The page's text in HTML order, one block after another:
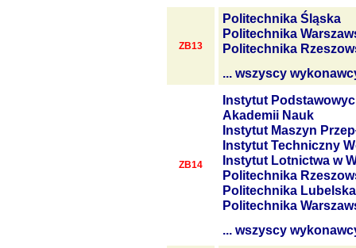
ZB13
Politechnika Śląska
Politechnika
Politechnika
... wszyscy
ZB14
Instytut
Akademii Nauk
Instytut Maszyn
Instytut Techniczny
Instytut Lotnictwa w
Politechnika
Politechnika Lubelska
Politechnika
... wszyscy